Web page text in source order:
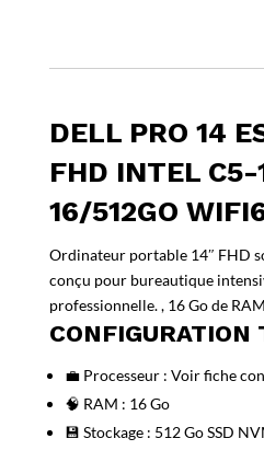
W11Pro
DELL PRO 14
FHD INTEL C5-
16/512GO
Ordinateur portable 14″ FHD
conçu pour bureautique
professionnelle. , 16 Go de
CONFIGURATION
💼 Processeur : Voir fiche
🧠 RAM : 16 Go
💾 Stockage : 512 Go SSD